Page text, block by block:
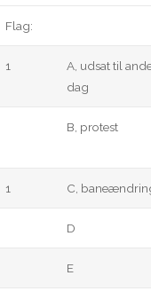
Flag:
1
A, udsat til
dag
B, protest
1 C,
D
E